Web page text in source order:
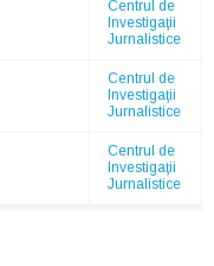
Centrul de
Investigaţii
Jurnalistice
Centrul de
Investigaţii
Jurnalistice
Centrul de
Investigaţii
Jurnalistice